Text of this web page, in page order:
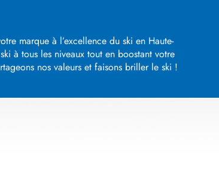
marque à l’excellence du ski en Haute-
à tous les niveaux tout en boostant votre
nos valeurs et faisons briller le ski !